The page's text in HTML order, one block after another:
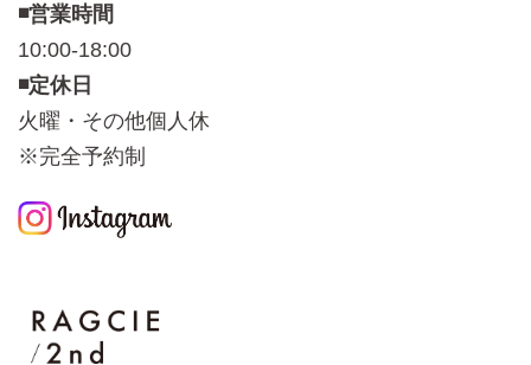
◾️営業時間
10:00-18:00
◾️定休日
火曜・その他個人休
※完全予約制